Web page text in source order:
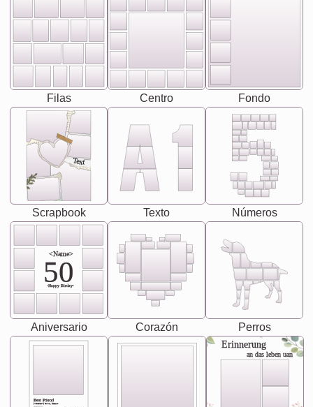
Filas Centro Fondo
Text
Scrapbook Texto Números
<Name>
50
-Happy Birday-
Aniversario Corazón Perros
Best Friend
[<NAME>] Noun, feminie
Erinnerung
an das leben uan